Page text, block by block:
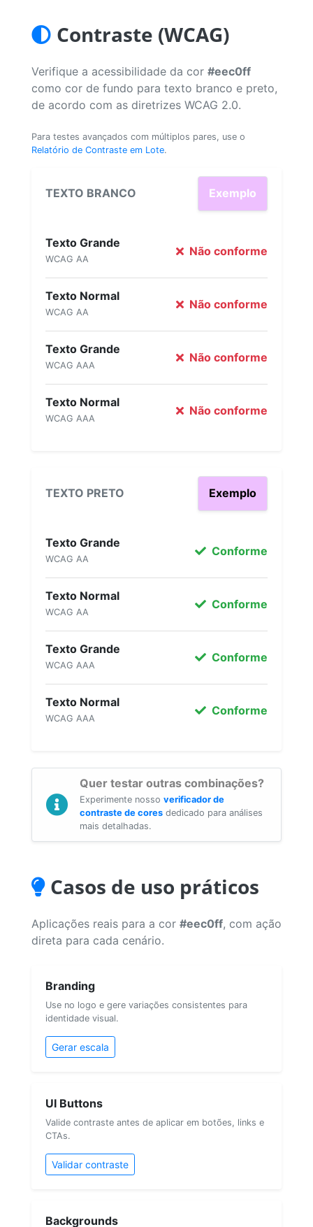
Contraste (WCAG)
Verifique a acessibilidade da cor #eec0ff
como cor de fundo para texto branco e preto,
de acordo com as diretrizes WCAG 2.0.
Para testes avançados com múltiplos pares, use o
Relatório de Contraste em Lote.
TEXTO BRANCO Exemplo
Texto Grande
WCAG AA
Não conforme
Texto Normal
WCAG AA
Não conforme
Texto Grande
WCAG AAA
Não conforme
Texto Normal
WCAG AAA
Não conforme
TEXTO PRETO Exemplo
Texto Grande
WCAG AA
Conforme
Texto Normal
WCAG AA
Conforme
Texto Grande
WCAG AAA
Conforme
Texto Normal
WCAG AAA
Conforme
Quer testar outras combinações?
Experimente nosso verificador de
contraste de cores dedicado para análises
mais detalhadas.
Casos de uso práticos
Aplicações reais para a cor #eec0ff, com ação
direta para cada cenário.
Branding
Use no logo e gere variações consistentes para
identidade visual.
Gerar escala
UI Buttons
Valide contraste antes de aplicar em botões, links e
CTAs.
Validar contraste
Backgrounds